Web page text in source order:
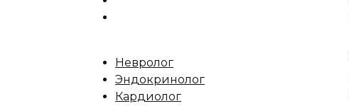
Невролог
Эндокринолог
Кардиолог